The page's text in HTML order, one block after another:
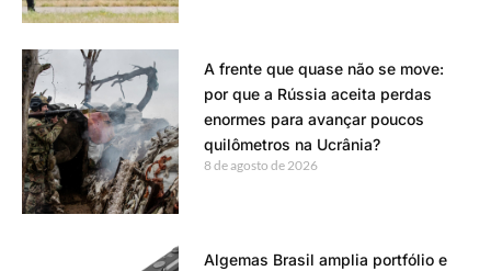
A frente que quase não se move:
por que a Rússia aceita perdas
enormes para avançar poucos
quilômetros na Ucrânia?
8 de agosto de 2026
Algemas Brasil amplia portfólio e